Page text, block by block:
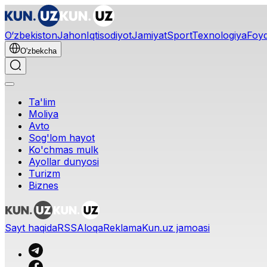
O‘zbekistonJahonIqtisodiyotJamiyatSportTexnologiya
O'zbekcha
Ta'lim
Moliya
Avto
Sog'lom hayot
Ko'chmas mulk
Ayollar dunyosi
Turizm
Biznes
Sayt haqidaRSSAloqaReklamaKun.uz jamoasi